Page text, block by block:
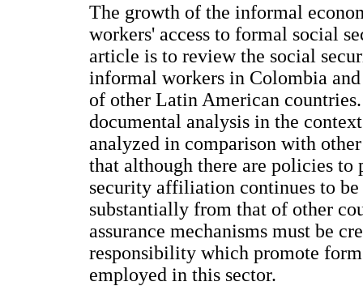
The growth of the informal
workers' access to formal social
article is to review the social
informal workers in Colombia
of other Latin American
documental analysis in the
analyzed in comparison with
that although there are policies
security affiliation continues to
substantially from that of other
assurance mechanisms must be
responsibility which promote
employed in this sector.